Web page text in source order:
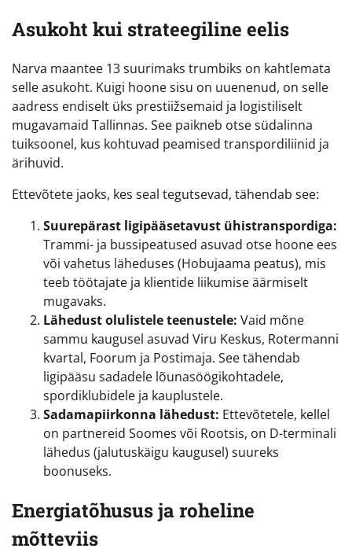
Asukoht kui strateegiline eelis
Narva maantee 13 suurimaks trumbiks on kahtlemata
selle asukoht. Kuigi hoone sisu on uuenenud, on selle
aadress endiselt üks prestiižsemaid ja logistiliselt
mugavamaid Tallinnas. See paikneb otse südalinna
tuiksoonel, kus kohtuvad peamised transpordiliinid ja
ärihuvid.
Ettevõtete jaoks, kes seal tegutsevad, tähendab see:
Suurepärast ligipääsetavust ühistranspordiga:
Trammi- ja bussipeatused asuvad otse hoone ees
või vahetus läheduses (Hobujaama peatus), mis
teeb töötajate ja klientide liikumise äärmiselt
mugavaks.
Lähedust olulistele teenustele: Vaid mõne
sammu kaugusel asuvad Viru Keskus, Rotermanni
kvartal, Foorum ja Postimaja. See tähendab
ligipääsu sadadele lõunasöögikohtadele,
spordiklubidele ja kauplustele.
Sadamapiirkonna lähedust: Ettevõtetele, kellel
on partnereid Soomes või Rootsis, on D-terminali
lähedus (jalutuskäigu kaugusel) suureks
boonuseks.
Energiatõhusus ja roheline
mõtteviis